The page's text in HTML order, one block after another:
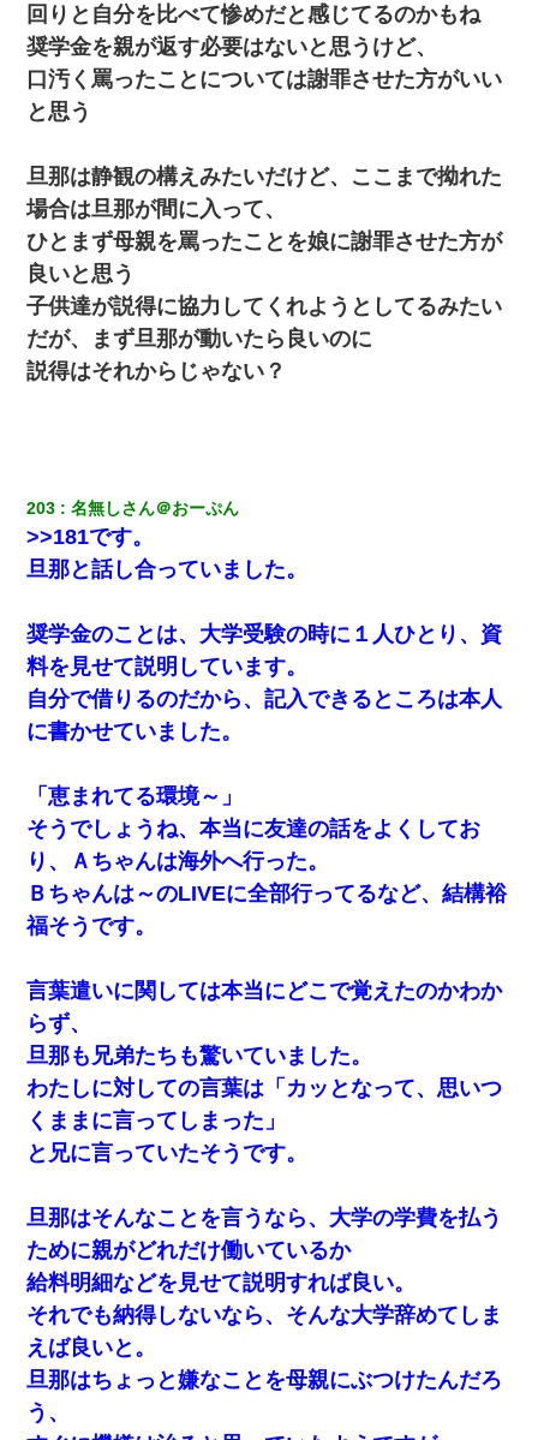
回りと自分を比べて惨めだと感じてるのかもね
奨学金を親が返す必要はないと思うけど、
口汚く罵ったことについては謝罪させた方がいい
と思う
旦那は静観の構えみたいだけど、ここまで拗れた
場合は旦那が間に入って、
ひとまず母親を罵ったことを娘に謝罪させた方が
良いと思う
子供達が説得に協力してくれようとしてるみたい
だが、まず旦那が動いたら良いのに
説得はそれからじゃない？
203 名無しさん＠おーぷん
>>181です。
旦那と話し合っていました。
奨学金のことは、大学受験の時に１人ひとり、資
料を見せて説明しています。
自分で借りるのだから、記入できるところは本人
に書かせていました。
「恵まれてる環境～」
そうでしょうね、本当に友達の話をよくしてお
り、Ａちゃんは海外へ行った。
Ｂちゃんは～のLIVEに全部行ってるなど、結構裕
福そうです。
言葉遣いに関しては本当にどこで覚えたのかわか
らず、
旦那も兄弟たちも驚いていました。
わたしに対しての言葉は「カッとなって、思いつ
くままに言ってしまった」
と兄に言っていたそうです。
旦那はそんなことを言うなら、大学の学費を払う
ために親がどれだけ働いているか
給料明細などを見せて説明すれば良い。
それでも納得しないなら、そんな大学辞めてしま
えば良いと。
旦那はちょっと嫌なことを母親にぶつけたんだろ
う、